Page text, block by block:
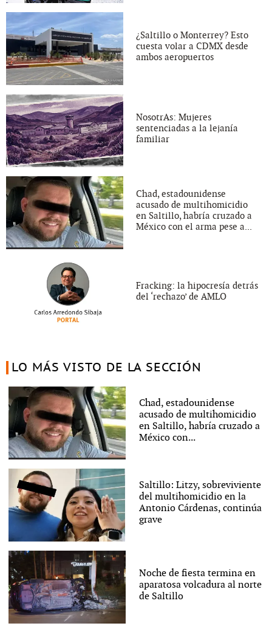
¿Saltillo o Monterrey? Esto
cuesta volar a CDMX desde
ambos aeropuertos
NosotrAs: Mujeres
sentenciadas a la lejanía
familiar
Chad, estadounidense
acusado de multihomicidio
en Saltillo, habría cruzado a
México con el arma pese a...
Fracking: la hipocresía detrás
del ‘rechazo’ de AMLO
LO MÁS VISTO DE LA SECCIÓN
Chad, estadounidense
acusado de multihomicidio
en Saltillo, habría cruzado a
México con...
Saltillo: Litzy, sobreviviente
del multihomicidio en la
Antonio Cárdenas, continúa
grave
Noche de fiesta termina en
aparatosa volcadura al norte
de Saltillo